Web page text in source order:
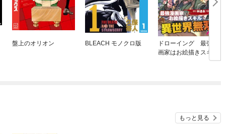
盤上のオリオン BLEACH モノクロ版
ドローイング 最強漫
画家はお絵描きスキル
で異世界無双する！
もっと見る